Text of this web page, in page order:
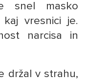
snel masko
vresnici je.
narcisa in
držal v strahu,